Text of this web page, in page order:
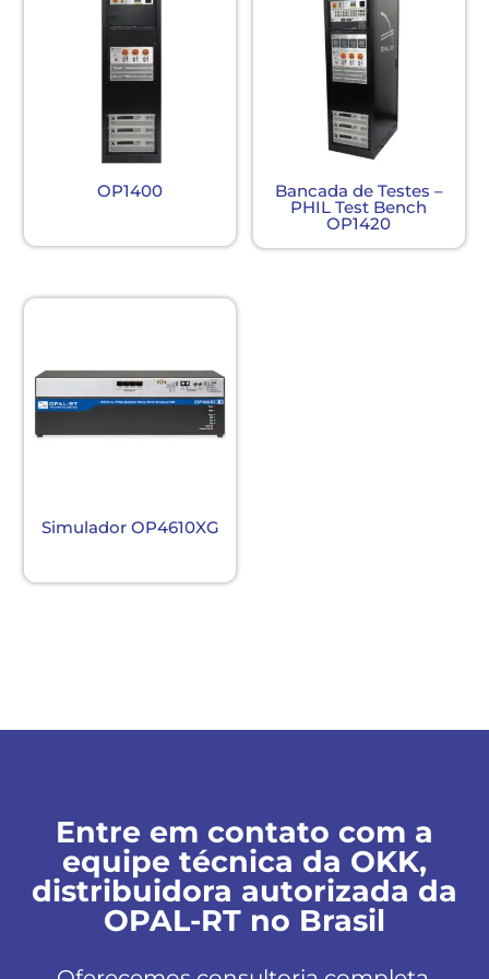
OP1400 Bancada de Testes –
PHIL Test Bench
OP1420
Simulador OP4610XG
Entre em contato com a
equipe técnica da OKK,
distribuidora autorizada da
OPAL-RT no Brasil